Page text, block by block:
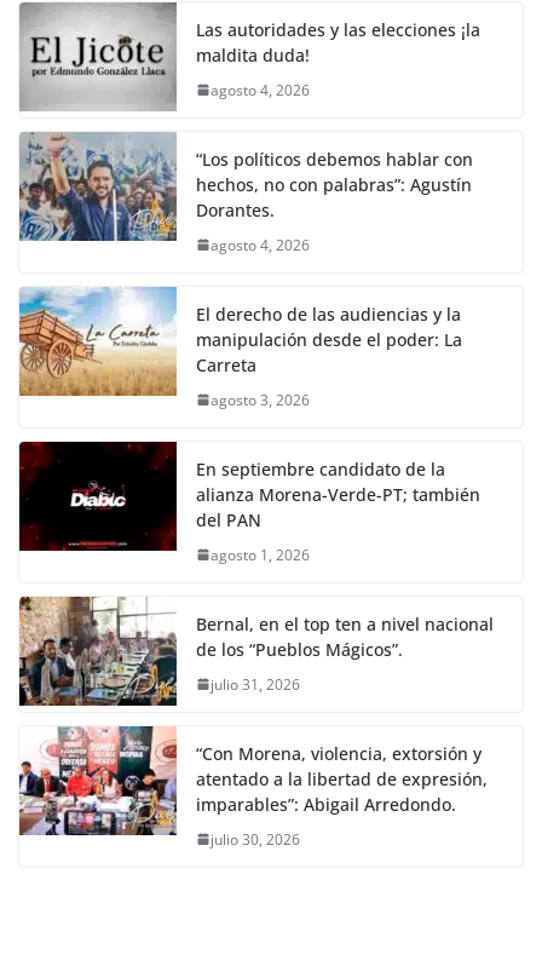
o
k
p k
Las autoridades y las elecciones ¡la
maldita duda!
agosto 4, 2026
“Los políticos debemos hablar con
hechos, no con palabras”: Agustín
Dorantes.
agosto 4, 2026
El derecho de las audiencias y la
manipulación desde el poder: La
Carreta
agosto 3, 2026
En septiembre candidato de la
alianza Morena-Verde-PT; también
del PAN
agosto 1, 2026
Bernal, en el top ten a nivel nacional
de los “Pueblos Mágicos”.
julio 31, 2026
“Con Morena, violencia, extorsión y
atentado a la libertad de expresión,
imparables”: Abigail Arredondo.
julio 30, 2026